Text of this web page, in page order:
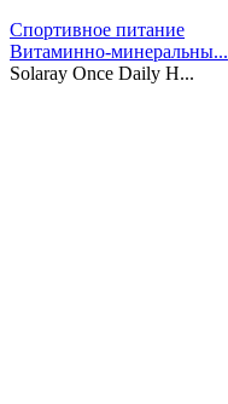
Спортивное питание
Витаминно-минеральны...
Solaray Once Daily H...